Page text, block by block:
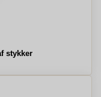
stykker